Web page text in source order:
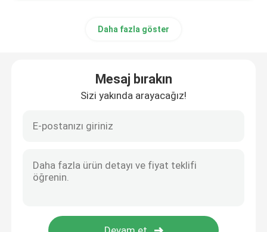
Daha fazla göster
Mesaj bırakın
Sizi yakında arayacağız!